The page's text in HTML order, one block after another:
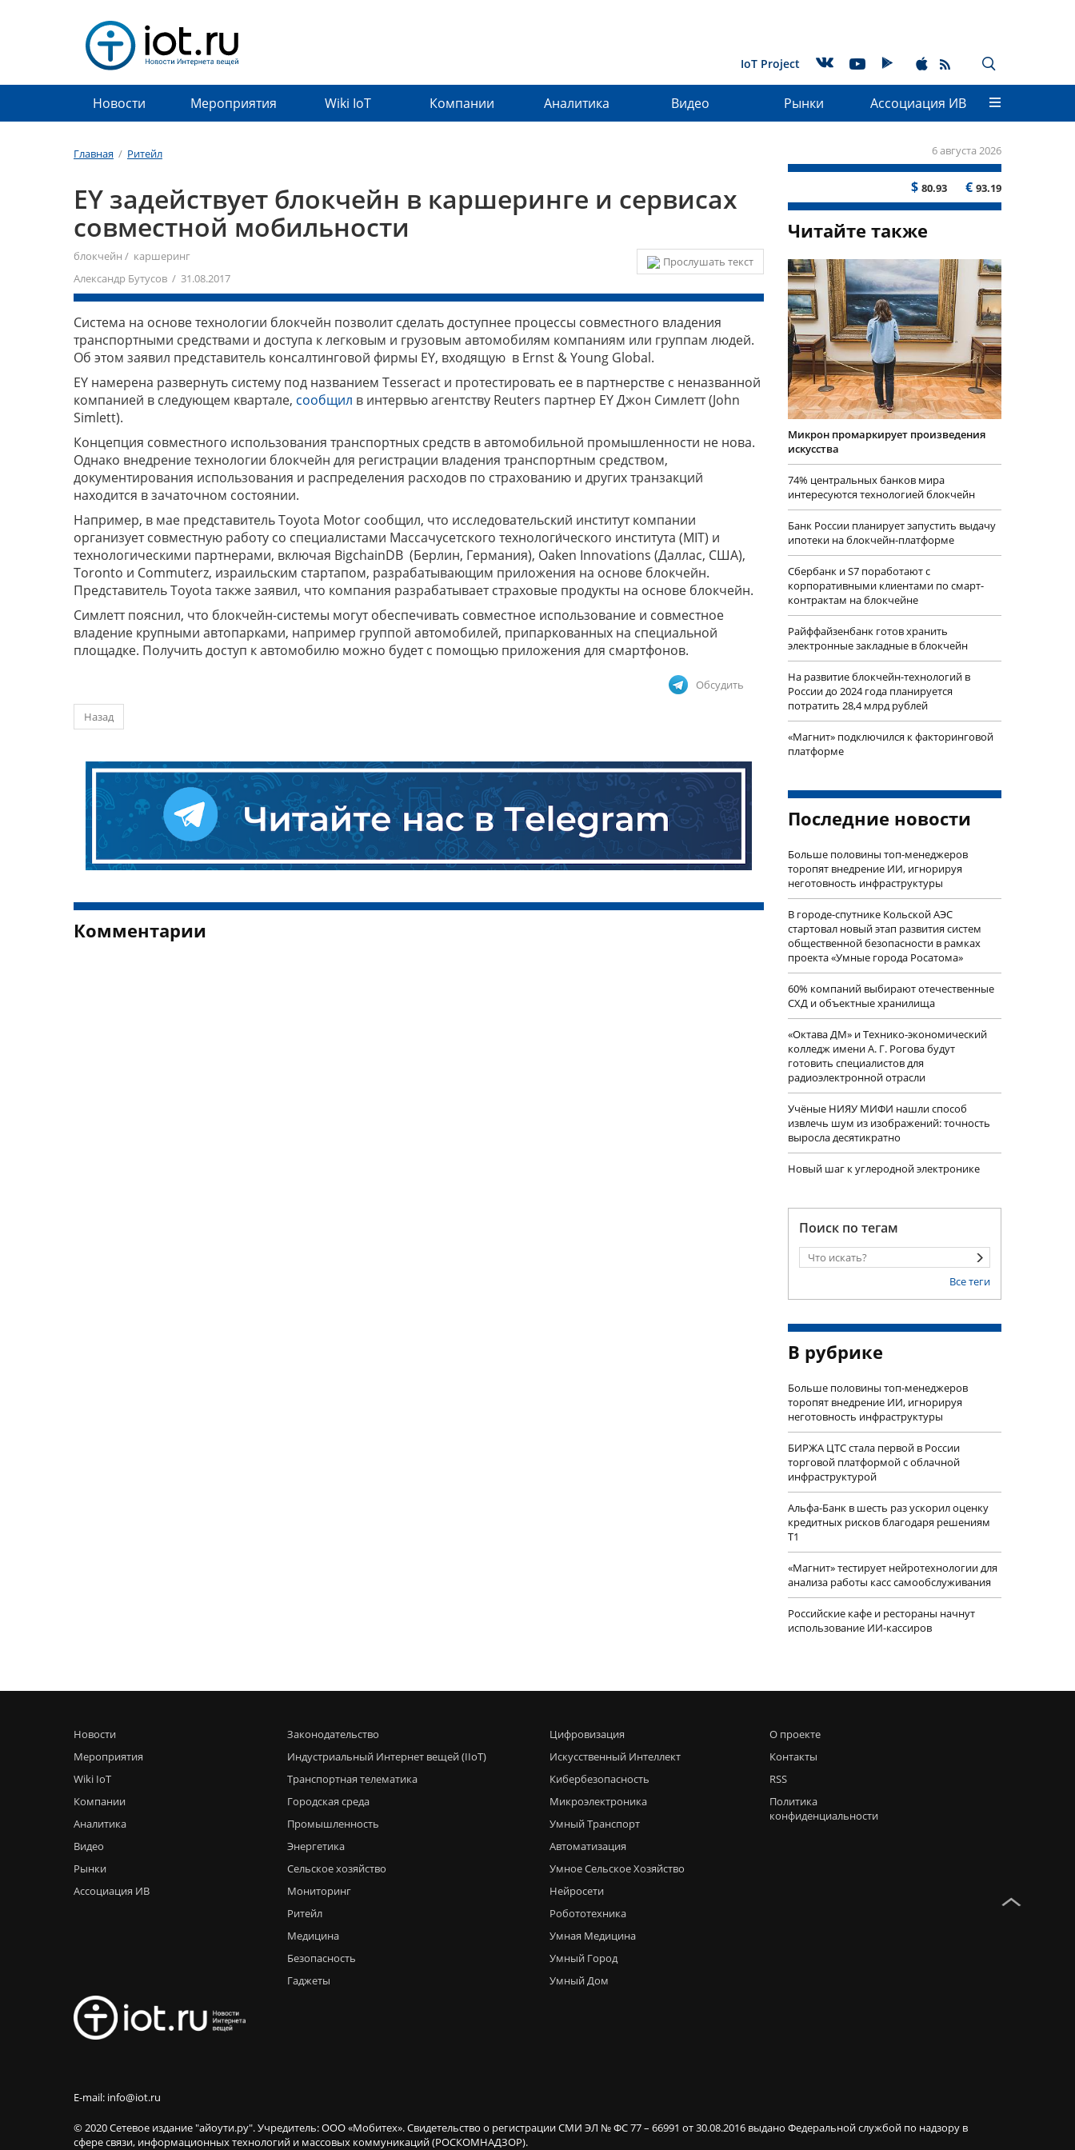
IoT Project
Новости Мероприятия Wiki IoT Компании Аналитика Видео Рынки Ассоциация ИВ
Главная / Ритейл 6 августа 2026
$ 80.93 € 93.19
EY задействует блокчейн в каршеринге и сервисах
совместной мобильности
Прослушать текст
блокчейн / каршеринг
Александр Бутусов / 31.08.2017
Система на основе технологии блокчейн позволит сделать доступнее процессы совместного владения
транспортными средствами и доступа к легковым и грузовым автомобилям компаниям или группам людей.
Об этом заявил представитель консалтинговой фирмы EY, входящую в Ernst & Young Global.
EY намерена развернуть систему под названием Tesseract и протестировать ее в партнерстве с неназванной
компанией в следующем квартале, сообщил в интервью агентству Reuters партнер EY Джон Симлетт (John
Simlett).
Концепция совместного использования транспортных средств в автомобильной промышленности не нова.
Однако внедрение технологии блокчейн для регистрации владения транспортным средством,
документирования использования и распределения расходов по страхованию и других транзакций
находится в зачаточном состоянии.
Например, в мае представитель Toyota Motor сообщил, что исследовательский институт компании
организует совместную работу со специалистами Массачусетского технологи́ческого института (MIT) и
технологическими партнерами, включая BigchainDB (Берлин, Германия), Oaken Innovations (Даллас, США),
Toronto и Commuterz, израильским стартапом, разрабатывающим приложения на основе блокчейн.
Представитель Toyota также заявил, что компания разрабатывает страховые продукты на основе блокчейн.
Симлетт пояснил, что блокчейн-системы могут обеспечивать совместное использование и совместное
владение крупными автопарками, например группой автомобилей, припаркованных на специальной
площадке. Получить доступ к автомобилю можно будет с помощью приложения для смартфонов.
Обсудить
Назад
Комментарии
Читайте также
Микрон промаркирует произведения
искусства
74% центральных банков мира
интересуются технологией блокчейн
Банк России планирует запустить выдачу
ипотеки на блокчейн-платформе
Сбербанк и S7 поработают с
корпоративными клиентами по смарт-
контрактам на блокчейне
Райффайзенбанк готов хранить
электронные закладные в блокчейн
На развитие блокчейн-технологий в
России до 2024 года планируется
потратить 28,4 млрд рублей
«Магнит» подключился к факторинговой
платформе
Последние новости
Больше половины топ-менеджеров
торопят внедрение ИИ, игнорируя
неготовность инфраструктуры
В городе-спутнике Кольской АЭС
стартовал новый этап развития систем
общественной безопасности в рамках
проекта «Умные города Росатома»
60% компаний выбирают отечественные
СХД и объектные хранилища
«Октава ДМ» и Технико-экономический
колледж имени А. Г. Рогова будут
готовить специалистов для
радиоэлектронной отрасли
Учëные НИЯУ МИФИ нашли способ
извлечь шум из изображений: точность
выросла десятикратно
Новый шаг к углеродной электронике
Поиск по тегам
Все теги
В рубрике
Больше половины топ-менеджеров
торопят внедрение ИИ, игнорируя
неготовность инфраструктуры
БИРЖА ЦТС стала первой в России
торговой платформой с облачной
инфраструктурой
Альфа-Банк в шесть раз ускорил оценку
кредитных рисков благодаря решениям
Т1
«Магнит» тестирует нейротехнологии для
анализа работы касс самообслуживания
Российские кафе и рестораны начнут
использование ИИ-кассиров
Новости
Мероприятия
Wiki IoT
Компании
Аналитика
Видео
Рынки
Ассоциация ИВ
Законодательство
Индустриальный Интернет вещей (IIoT)
Транспортная телематика
Городская среда
Промышленность
Энергетика
Сельское хозяйство
Мониторинг
Ритейл
Медицина
Безопасность
Гаджеты
Цифровизация
Искусственный Интеллект
Кибербезопасность
Микроэлектроника
Умный Транспорт
Автоматизация
Умное Сельское Хозяйство
Нейросети
Робототехника
Умная Медицина
Умный Город
Умный Дом
О проекте
Контакты
RSS
Политика
конфиденциальности
E-mail: info@iot.ru
© 2020 Сетевое издание "айоути.ру". Учредитель: ООО «Мобитех». Свидетельство о регистрации СМИ ЭЛ № ФС 77 – 66991 от 30.08.2016 выдано Федеральной службой по надзору в
сфере связи, информационных технологий и массовых коммуникаций (РОСКОМНАДЗОР).